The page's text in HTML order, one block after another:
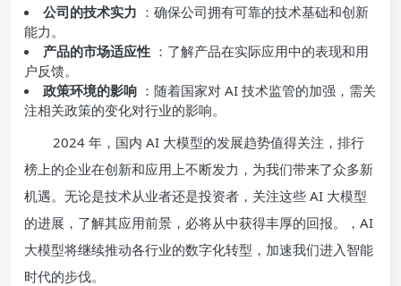
公司的技术实力 ：确保公司拥有可靠的技术基础和创新
能力。
产品的市场适应性 ：了解产品在实际应用中的表现和用
户反馈。
政策环境的影响 ：随着国家对 AI 技术监管的加强，需关
注相关政策的变化对行业的影响。
2024 年，国内 AI 大模型的发展趋势值得关注，排行
榜上的企业在创新和应用上不断发力，为我们带来了众多新
机遇。无论是技术从业者还是投资者，关注这些 AI 大模型
的进展，了解其应用前景，必将从中获得丰厚的回报。，AI
大模型将继续推动各行业的数字化转型，加速我们进入智能
时代的步伐。